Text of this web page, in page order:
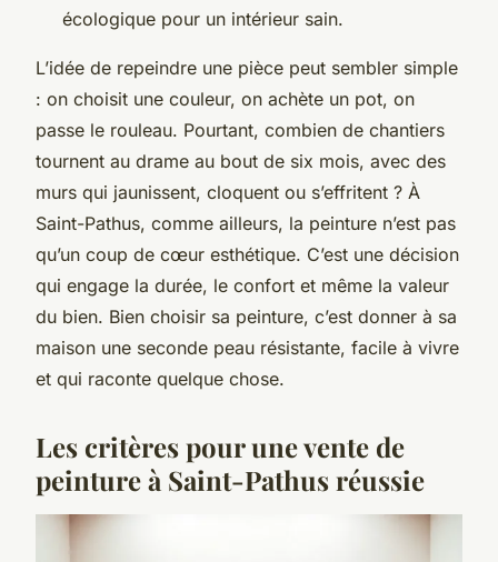
écologique pour un intérieur sain.
L’idée de repeindre une pièce peut sembler simple
: on choisit une couleur, on achète un pot, on
passe le rouleau. Pourtant, combien de chantiers
tournent au drame au bout de six mois, avec des
murs qui jaunissent, cloquent ou s’effritent ? À
Saint-Pathus, comme ailleurs, la peinture n’est pas
qu’un coup de cœur esthétique. C’est une décision
qui engage la durée, le confort et même la valeur
du bien. Bien choisir sa peinture, c’est donner à sa
maison une seconde peau résistante, facile à vivre
et qui raconte quelque chose.
Les critères pour une vente de
peinture à Saint-Pathus réussie